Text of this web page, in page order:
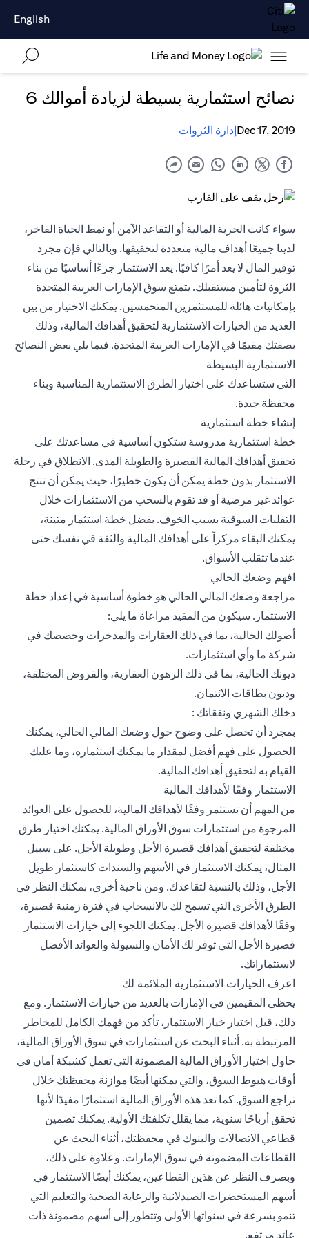
English
نصائح استثمارية بسيطة لزيادة أموالك 6
Dec 17, 2019إدارة الثروات
سواء كانت الحرية المالية أو التقاعد الآمن أو نمط الحياة الفاخر،
لدينا جميعًا أهداف مالية متعددة لتحقيقها. وبالتالي فإن مجرد
توفير المال لا يعد أمرًا كافيًا. يعد الاستثمار جزءًا أساسيًا من بناء
الثروة لتأمين مستقبلك. يتمتع سوق الإمارات العربية المتحدة
بإمكانيات هائلة للمستثمرين المتحمسين. يمكنك الاختيار من بين
العديد من الخيارات الاستثمارية لتحقيق أهدافك المالية، وذلك
بصفتك مقيمًا في الإمارات العربية المتحدة. فيما يلي بعض النصائح
الاستثمارية البسيطة
التي ستساعدك على اختيار الطرق الاستثمارية المناسبة وبناء
محفظة جيدة.
إنشاء خطة استثمارية
خطة استثمارية مدروسة ستكون أساسية في مساعدتك على
تحقيق أهدافك المالية القصيرة والطويلة المدى. الانطلاق في رحلة
الاستثمار بدون خطة يمكن أن يكون خطيرًا، حيث يمكن أن تنتج
عوائد غير مرضية أو قد تقوم بالسحب من الاستثمارات خلال
التقلبات السوقية بسبب الخوف. بفضل خطة استثمار متينة،
يمكنك البقاء مركزاً على أهدافك المالية والثقة في نفسك حتى
عندما تتقلب الأسواق.
افهم وضعك الحالي
مراجعة وضعك المالي الحالي هو خطوة أساسية في إعداد خطة
الاستثمار. سيكون من المفيد مراعاة ما يلي:
أصولك الحالية، بما في ذلك العقارات والمدخرات وحصصك في
شركة ما وأي استثمارات.
ديونك الحالية، بما في ذلك الرهون العقارية، والقروض المختلفة،
وديون بطاقات الائتمان.
دخلك الشهري ونفقاتك :
بمجرد أن تحصل على وضوح حول وضعك المالي الحالي، يمكنك
الحصول على فهم أفضل لمقدار ما يمكنك استثماره، وما عليك
القيام به لتحقيق أهدافك المالية.
الاستثمار وفقًا لأهدافك المالية
من المهم أن تستثمر وفقًا لأهدافك المالية، للحصول على العوائد
المرجوة من استثمارات سوق الأوراق المالية. يمكنك اختيار طرق
مختلفة لتحقيق أهدافك قصيرة الأجل وطويلة الأجل. على سبيل
المثال، يمكنك الاستثمار في الأسهم والسندات كاستثمار طويل
الأجل، وذلك بالنسبة لتقاعدك. ومن ناحية أخرى، بمكنك النظر في
الطرق الأخرى التي تسمح لك بالانسحاب في فترة زمنية قصيرة،
وفقًا لأهدافك قصيرة الأجل. يمكنك اللجوء إلى خيارات الاستثمار
قصيرة الأجل التي توفر لك الأمان والسيولة والعوائد الأفضل
لاستثماراتك.
اعرف الخيارات الاستثمارية الملائمة لك
يحظى المقيمين في الإمارات بالعديد من خيارات الاستثمار. ومع
ذلك، قبل اختيار خيار الاستثمار ، تأكد من فهمك الكامل للمخاطر
المرتبطة به. أثناء البحث عن استثمارات في سوق الأوراق المالية،
حاول اختيار الأوراق المالية المضمونة التي تعمل كشبكة أمان في
أوقات هبوط السوق، والتي يمكنها أيضًا موازنة محفظتك خلال
تراجع السوق. كما تعد هذه الأوراق المالية استثمارًا مفيدًا لأنها
تحقق أرباحًا سنوية، مما يقلل تكلفتك الأولية. يمكنك تضمين
قطاعي الاتصالات والبنوك في محفظتك، أثناء البحث عن
القطاعات المضمونة في سوق الإمارات. وعلاوة على ذلك،
وبصرف النظر عن هذين القطاعين، يمكنك أيضًا الاستثمار في
أسهم المستحضرات الصيدلانية والرعاية الصحية والتعليم التي
تنمو بسرعة في سنواتها الأولى وتتطور إلى أسهم مضمونة ذات
عائد مرتفع.